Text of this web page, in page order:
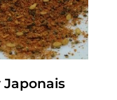
Japonais